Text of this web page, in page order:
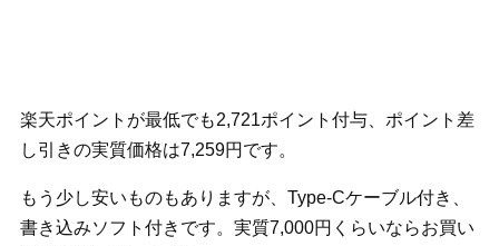
楽天ポイントが最低でも2,721ポイント付与、ポイント差
し引きの実質価格は7,259円です。
もう少し安いものもありますが、Type-Cケーブル付き、
書き込みソフト付きです。実質7,000円くらいならお買い